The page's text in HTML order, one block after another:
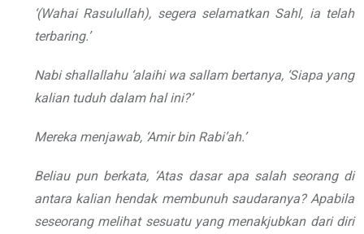
‘(Wahai Rasulullah), segera selamatkan Sahl, ia telah
terbaring.’
Nabi shallallahu ‘alaihi wa sallam bertanya, ‘Siapa yang
kalian tuduh dalam hal ini?’
Mereka menjawab, ‘Amir bin Rabi’ah.’
Beliau pun berkata, ‘Atas dasar apa salah seorang di
antara kalian hendak membunuh saudaranya? Apabila
seseorang melihat sesuatu yang menakjubkan dari diri